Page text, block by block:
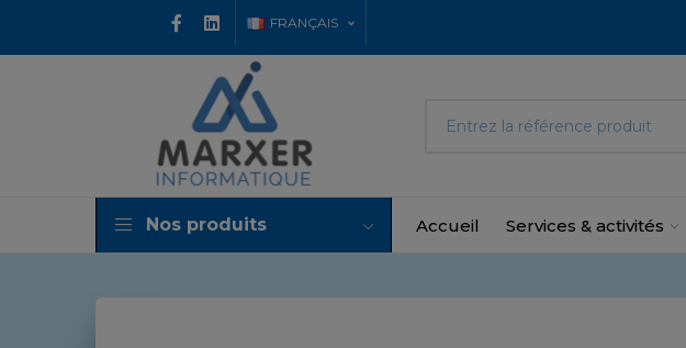
FRANÇAIS
Nos produits Accueil Services & activités